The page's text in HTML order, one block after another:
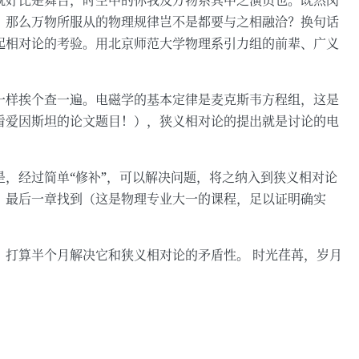
么万物所服从的物理规律岂不是都要与之相融洽？换句话
对论的考验。用北京师范大学物理系引力组的前辈、广义
挨个查一遍。电磁学的基本定律是麦克斯韦方程组，这是
因斯坦的论文题目！），狭义相对论的提出就是讨论的电
经过简单“修补”，可以解决问题，将之纳入到狭义相对论
后一章找到（这是物理专业大一的课程，足以证明确实
算半个月解决它和狭义相对论的矛盾性。 时光荏苒，岁月